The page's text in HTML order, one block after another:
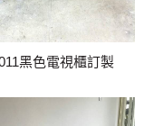
黑色電視櫃訂製